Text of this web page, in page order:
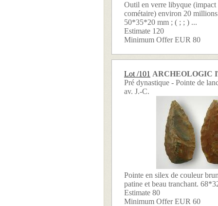
Outil en verre libyque
cométaire) environ 20 millions
50*35*20 mm ; ( ; ; ) ...
Estimate 120
Minimum Offer EUR 80
Lot /101 ARCHEOLOGIC
Pré dynastique - Pointe de
av. J.-C.
Pointe en silex de couleur
patine et beau tranchant.
Estimate 80
Minimum Offer EUR 60